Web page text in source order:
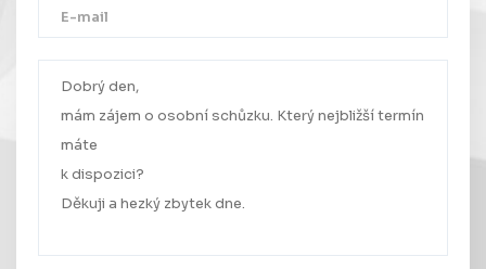
Vaše zpráva byla úspěšně odeslána.